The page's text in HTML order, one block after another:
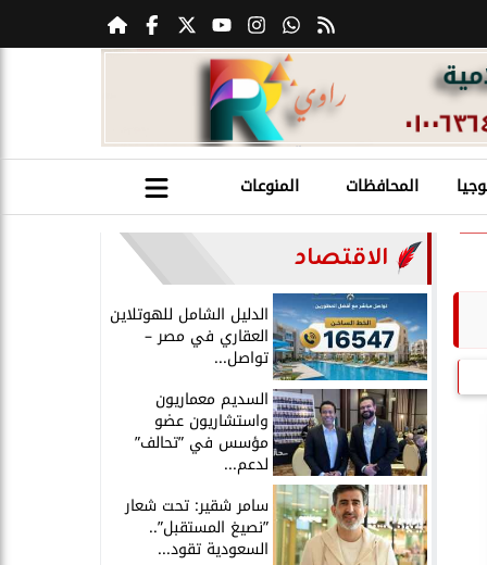
المحافظات المنوعات
الاقتصاد
الدليل الشامل للهوتلاين
العقاري في مصر –
تواصل...
السديم معماريون
واستشاريون عضو
مؤسس في ”تحالف”
لدعم...
سامر شقير: تحت شعار
”نصيغ المستقبل”..
السعودية تقود...